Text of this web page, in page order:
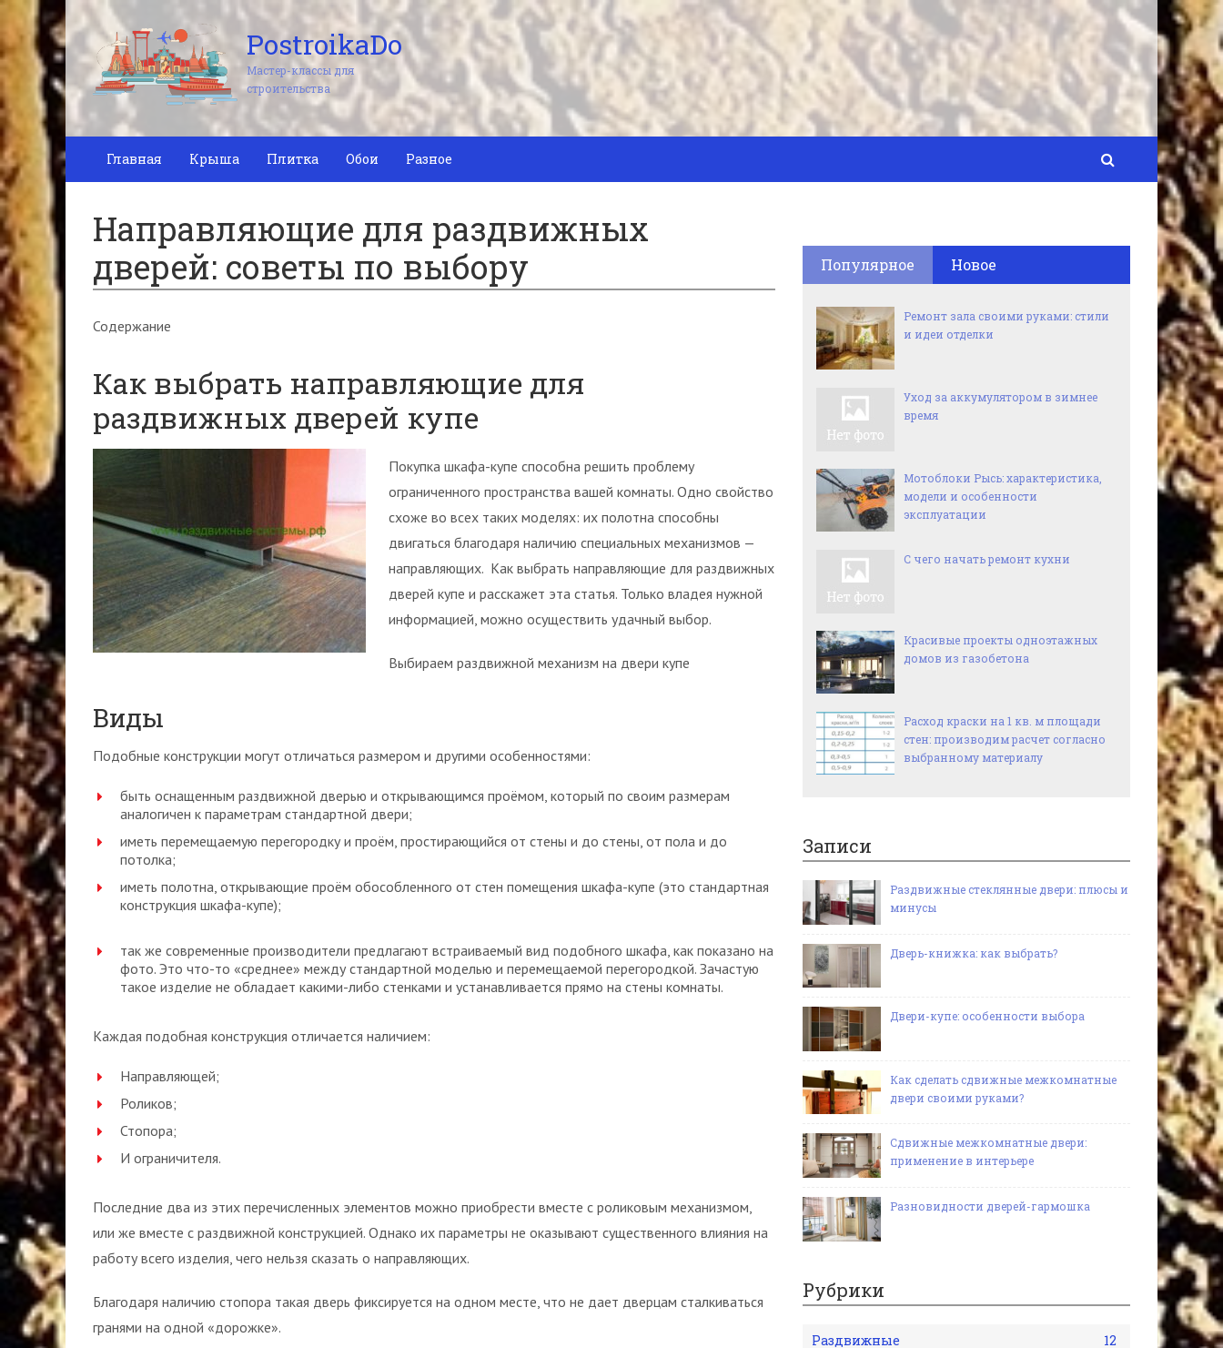
PostroikaDo
Мастер-классы для
строительства
Главная Крыша Плитка Обои Разное
Направляющие для раздвижных
дверей: советы по выбору
Содержание
Как выбрать направляющие для
раздвижных дверей купе
Покупка шкафа-купе способна решить проблему
ограниченного пространства вашей комнаты. Одно свойство
схоже во всех таких моделях: их полотна способны
двигаться благодаря наличию специальных механизмов —
направляющих. Как выбрать направляющие для раздвижных
дверей купе и расскажет эта статья. Только владея нужной
информацией, можно осуществить удачный выбор.
Выбираем раздвижной механизм на двери купе
Виды
Подобные конструкции могут отличаться размером и другими особенностями:
быть оснащенным раздвижной дверью и открывающимся проёмом, который по своим размерам
аналогичен к параметрам стандартной двери;
иметь перемещаемую перегородку и проём, простирающийся от стены и до стены, от пола и до
потолка;
иметь полотна, открывающие проём обособленного от стен помещения шкафа-купе (это стандартная
конструкция шкафа-купе);
так же современные производители предлагают встраиваемый вид подобного шкафа, как показано на
фото. Это что-то «среднее» между стандартной моделью и перемещаемой перегородкой. Зачастую
такое изделие не обладает какими-либо стенками и устанавливается прямо на стены комнаты.
Каждая подобная конструкция отличается наличием:
Направляющей;
Роликов;
Стопора;
И ограничителя.
Последние два из этих перечисленных элементов можно приобрести вместе с роликовым механизмом,
или же вместе с раздвижной конструкцией. Однако их параметры не оказывают существенного влияния на
работу всего изделия, чего нельзя сказать о направляющих.
Благодаря наличию стопора такая дверь фиксируется на одном месте, что не дает дверцам сталкиваться
гранями на одной «дорожке».
Популярное Новое
Ремонт зала своими руками: стили
и идеи отделки
Уход за аккумулятором в зимнее
время
Мотоблоки Рысь: характеристика,
модели и особенности
эксплуатации
С чего начать ремонт кухни
Красивые проекты одноэтажных
домов из газобетона
Расход краски на 1 кв. м площади
стен: производим расчет согласно
выбранному материалу
Записи
Раздвижные стеклянные двери: плюсы и
минусы
Дверь-книжка: как выбрать?
Двери-купе: особенности выбора
Как сделать сдвижные межкомнатные
двери своими руками?
Сдвижные межкомнатные двери:
применение в интерьере
Разновидности дверей-гармошка
Рубрики
Раздвижные 12